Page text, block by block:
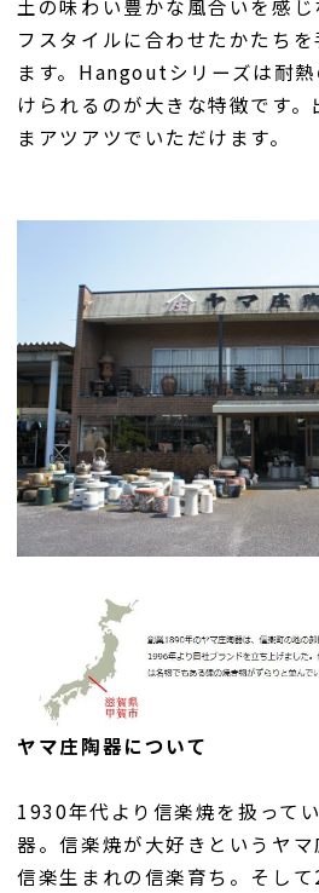
土の味わい豊かな風合いを感
フスタイルに合わせたかたち
ます。Hangoutシリーズは耐
けられるのが大きな特徴です
まアツアツでいただけます。
ヤマ庄陶器について
1930年代より信楽焼を扱って
器。信楽焼が大好きというヤ
信楽生まれの信楽育ち。そし